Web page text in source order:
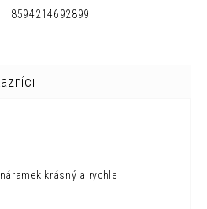
8594214692899
krásný a rychle